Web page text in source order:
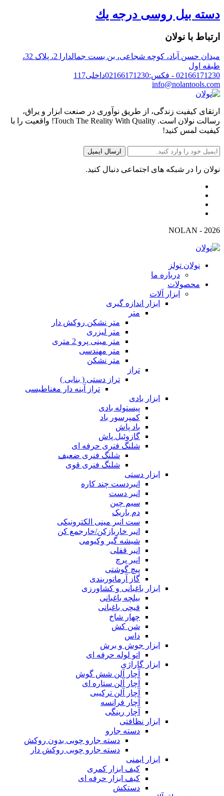
دسته بيل روسى درجه يك
ارتباط با نولان
میدان حسن آباد، کوچه شجاعی، بن بست جمالدارا 2، پلاک 32،
طبقه اول
02166171230 - فکس:02166171230داخلی117
info@nolantools.com
ارتقای کیفیت زندگی، از طریق نوآوری در صنعت ابزار و یراق،
رسالت نولان است. Touch The Reality With Quality! واقعیت را با
کیفیت لمس کنید!
نولان را در شبکه های اجتماعی دنبال کنید.
2026 - NOLAN
نولان تولز
درباره ما
محصولات
ابزار آلات
ابزار اندازه گیری
متر
متر نشکن روکش دار
متر لیزری
متر مینی پرو 2 متری
متر مهندسی
متر نشکن
تراز
تراز دستی ( بنایی )
تراز آینه دار مغناطیسی
ابزار بادی
پیستوله بادی
کمپرسور باد
باد پاش
گازوئیل پاش
شلنگ فنری حرفه ای
شلنگ فنری ضعیف
شلنگ فنری قوی
ابزار دستی
انبردست چند کاره
انبر دست
سیم چین
دم باریک
ست انبر مینی الکترونیکی
انبر خاربازکن/خارجمع کن
شیشه گیر وکیومی
انبر قفلی
انبر پرچ
پیچ گوشتی
گاز آرماتوربندی
ابزار باغبانی و کشاورزی
بیلچه باغبانی
قیچی باغبانی
چهار شاخ
شن کش
داس
ابزار جوش و برش
اتو لوله حرفه ای
ابزار گاراژی
آچار آلن شش گوش
آچار آلن ستاره ای
آچار آلن ترکیبی
آچار فرانسه
آچار رینگی
ابزار نظافتی
دسته جارو
دسته جارو چوبی بدون روکش
دسته جارو چوبی روکش دار
ابزار ایمنی
کیف ابزار کمری
کیف ابزار حرفه ای
دستکش